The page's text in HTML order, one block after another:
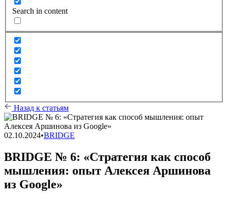
Search in content
Назад к статьям
02.10.2024•BRIDGE
BRIDGE № 6: «Стратегия как способ
мышления: опыт Алексея Аршинова
из Google»